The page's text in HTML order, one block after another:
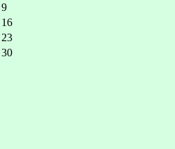
9
16
23
30